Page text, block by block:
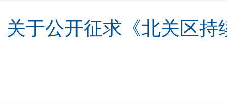
关于公开征求《北关区